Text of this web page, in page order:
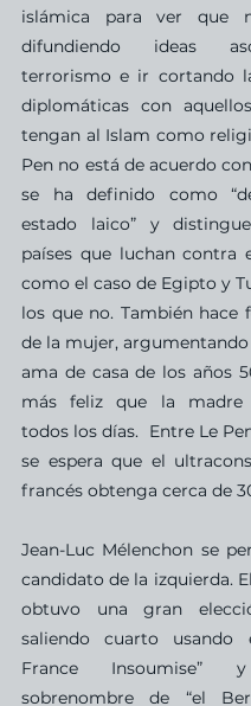
islámica para ver que
difundiendo ideas
terrorismo e ir cortando
diplomáticas con
tengan al Islam como
Pen no está de acuerdo
se ha definido como
estado laico” y
países que luchan contra
como el caso de Egipto y
los que no. También hace
de la mujer,
ama de casa de los años
más feliz que la madre
todos los días.  Entre Le
se espera que el
francés obtenga cerca de
Jean-Luc Mélenchon se
candidato de la izquierda.
obtuvo una gran
saliendo cuarto usando
France
sobrenombre de “el